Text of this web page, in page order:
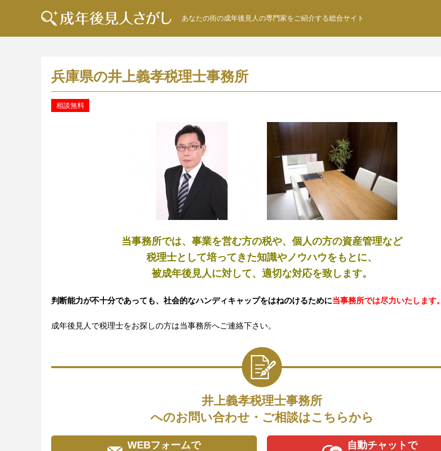
あなたの街の成年後見人の専門家をご紹介する総合サイト
兵庫県の井上義孝税理士事務所
相談無料
当事務所では、事業を営む方の税や、個人の方の資産管理など
税理士として培ってきた知識やノウハウをもとに、
被成年後見人に対して、適切な対応を致します。
判断能力が不十分であっても、社会的なハンディキャップをはねのけるために当事務所では尽力いたします。
成年後見人で税理士をお探しの方は当事務所へご連絡下さい。
井上義孝税理士事務所
へのお問い合わせ・ご相談はこちらから
WEBフォームで
自動チャットで